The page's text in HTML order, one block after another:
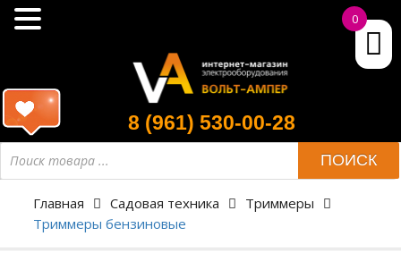
8 (961) 530-00-28
товара
ПОИСК
Главная Садовая техника
Триммеры
Триммеры бензиновые
0